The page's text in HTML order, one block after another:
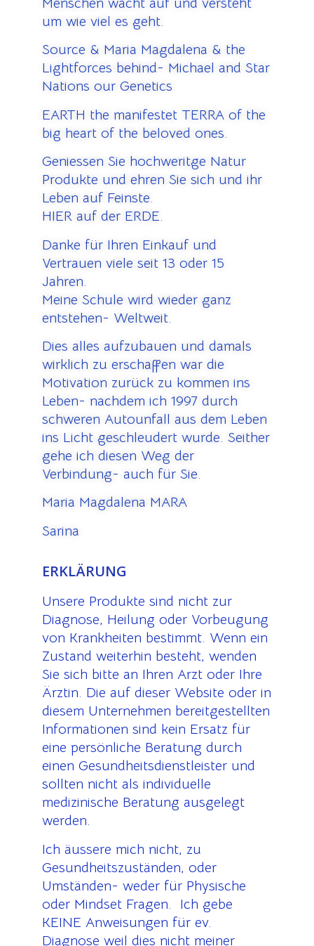
um wie viel es geht.
Source & Maria Magdalena & the
Lightforces behind- Michael and Star
Nations our Genetics
EARTH the manifestet TERRA of the
big heart of the beloved ones.
Geniessen Sie hochweritge Natur
Produkte und ehren Sie sich und ihr
Leben auf Feinste.
HIER auf der ERDE.
Danke für Ihren Einkauf und
Vertrauen viele seit 13 oder 15
Jahren.
Meine Schule wird wieder ganz
entstehen- Weltweit.
Dies alles aufzubauen und damals
wirklich zu erschaffen war die
Motivation zurück zu kommen ins
Leben- nachdem ich 1997 durch
schweren Autounfall aus dem Leben
ins Licht geschleudert wurde. Seither
gehe ich diesen Weg der
Verbindung- auch für Sie.
Maria Magdalena MARA
Sarina
ERKLÄRUNG
Unsere Produkte sind nicht zur
Diagnose, Heilung oder Vorbeugung
von Krankheiten bestimmt. Wenn ein
Zustand weiterhin besteht, wenden
Sie sich bitte an Ihren Arzt oder Ihre
Ärztin. Die auf dieser Website oder in
diesem Unternehmen bereitgestellten
Informationen sind kein Ersatz für
eine persönliche Beratung durch
einen Gesundheitsdienstleister und
sollten nicht als individuelle
medizinische Beratung ausgelegt
werden.
Ich äussere mich nicht, zu
Gesundheitszuständen, oder
Umständen- weder für Physische
oder Mindset Fragen. Ich gebe
KEINE Anweisungen für ev.
Diagnose weil dies nicht meiner